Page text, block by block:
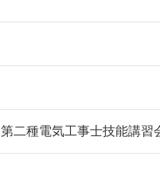
第二種電気工事士技能講習